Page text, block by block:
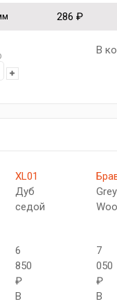
286 ₽
В
XL01
Дуб
седой
6
850
₽
В
Grey
7
050
₽
В